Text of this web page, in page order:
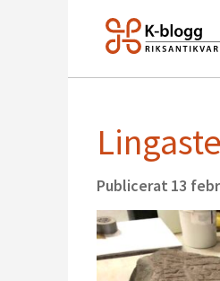
Publicerat 13